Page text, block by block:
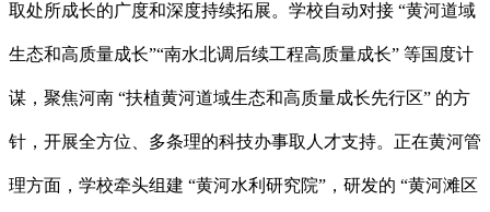
取处所成长的广度和深度持续拓展。学校自动对接 “黄河道域
生态和高质量成长”“南水北调后续工程高质量成长” 等国度计
谋，聚焦河南 “扶植黄河道域生态和高质量成长先行区” 的方
针，开展全方位、多条理的科技办事取人才支持。正在黄河管
理方面，学校牵头组建 “黄河水利研究院”，研发的 “黄河滩区